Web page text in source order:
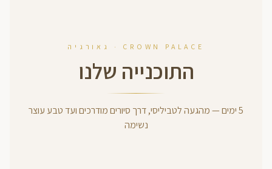
CROWN PALACE · גאורגיה
התוכנייה שלנו
5ימים—מהגעה לטביליסי, דרך סיורים מודרכים ועד טבע עוצר
נשימה